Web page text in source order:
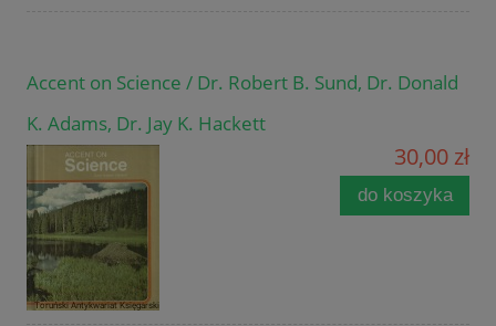
Accent on Science / Dr. Robert B. Sund, Dr. Donald
K. Adams, Dr. Jay K. Hackett
30,00 zł
do koszyka